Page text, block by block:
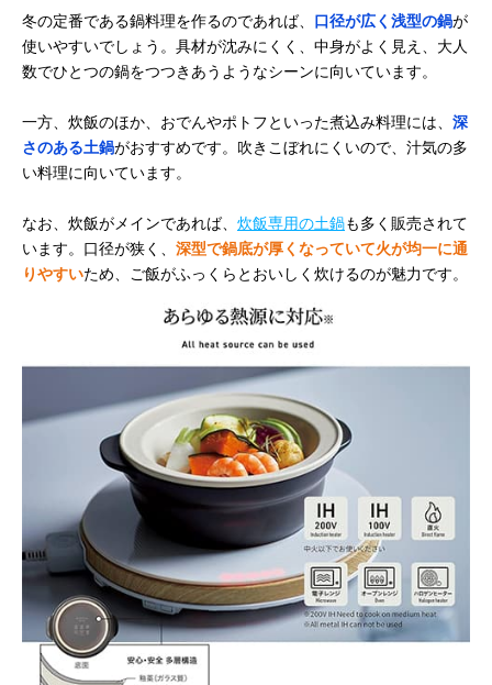
冬の定番である鍋料理を作るのであれば、 口径が広く浅型の鍋が
使いやすいでしょう。具材が沈みにくく、中身がよく見え、大人
数でひとつの鍋をつつきあうようなシーンに向いています。
一方、炊飯のほか、おでんやポトフといった煮込み料理には、 深
さのある土鍋がおすすめです。吹きこぼれにくいので、汁気の多
い料理に向いています。
なお、炊飯がメインであれば、 炊飯専用の土鍋も多く販売されて
います。口径が狭く、 深型で鍋底が厚くなっていて火が均一に通
りやすいため、ご飯がふっくらとおいしく炊けるのが魅力です。